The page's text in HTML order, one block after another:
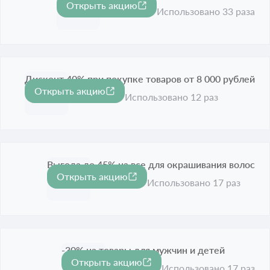
Срок акции истёк
Открыть акцию
Использовано 33 раза
-40%
Дисконт 40% при покупке товаров от 8 000 рублей
Срок акции истёк
Открыть акцию
Использовано 12 раз
-45%
Выгода до 45% на все для окрашивания волос
Срок акции истёк
Открыть акцию
Использовано 17 раз
-30%
-30% на товары для мужчин и детей
Срок акции истёк
Открыть акцию